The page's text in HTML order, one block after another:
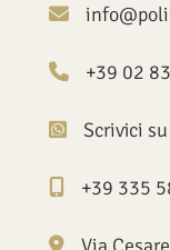
+39 02
Scrivici
+39 335